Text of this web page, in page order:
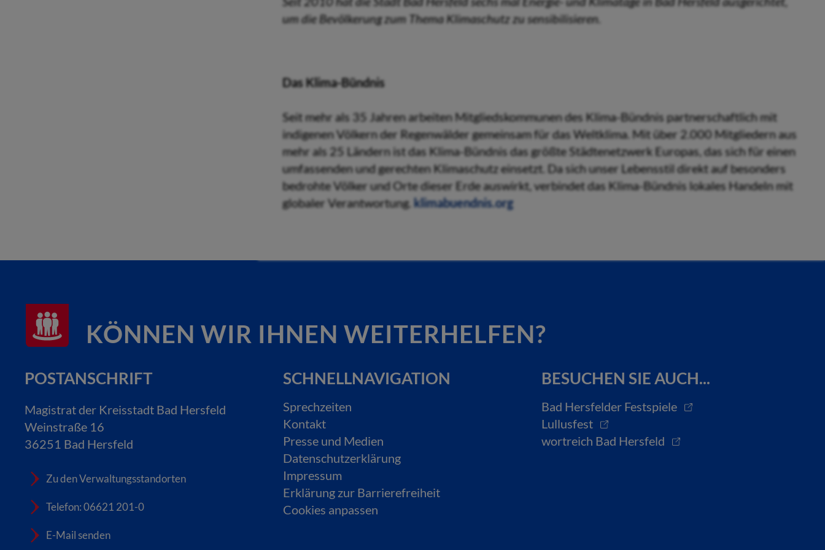
um die Bevölkerung zum Thema Klimaschutz zu sensibilisieren.
Das Klima-Bündnis
Seit mehr als 35 Jahren arbeiten Mitgliedskommunen des Klima-Bündnis partnerschaftlich mit
indigenen Völkern der Regenwälder gemeinsam für das Weltklima. Mit über 2.000 Mitgliedern aus
mehr als 25 Ländern ist das Klima-Bündnis das größte Städtenetzwerk Europas, das sich für einen
umfassenden und gerechten Klimaschutz einsetzt. Da sich unser Lebensstil direkt auf besonders
bedrohte Völker und Orte dieser Erde auswirkt, verbindet das Klima-Bündnis lokales Handeln mit
globaler Verantwortung. klimabuendnis.org
KÖNNEN WIR IHNEN WEITERHELFEN?
POSTANSCHRIFT
Magistrat der Kreisstadt Bad Hersfeld
Weinstraße 16
36251 Bad Hersfeld
Zu den Verwaltungsstandorten
Telefon: 06621 201-0
E-Mail senden
SCHNELLNAVIGATION
Sprechzeiten
Kontakt
Presse und Medien
Datenschutzerklärung
Impressum
Erklärung zur Barrierefreiheit
Cookies anpassen
BESUCHEN SIE AUCH...
Bad Hersfelder Festspiele
Lullusfest
wortreich Bad Hersfeld